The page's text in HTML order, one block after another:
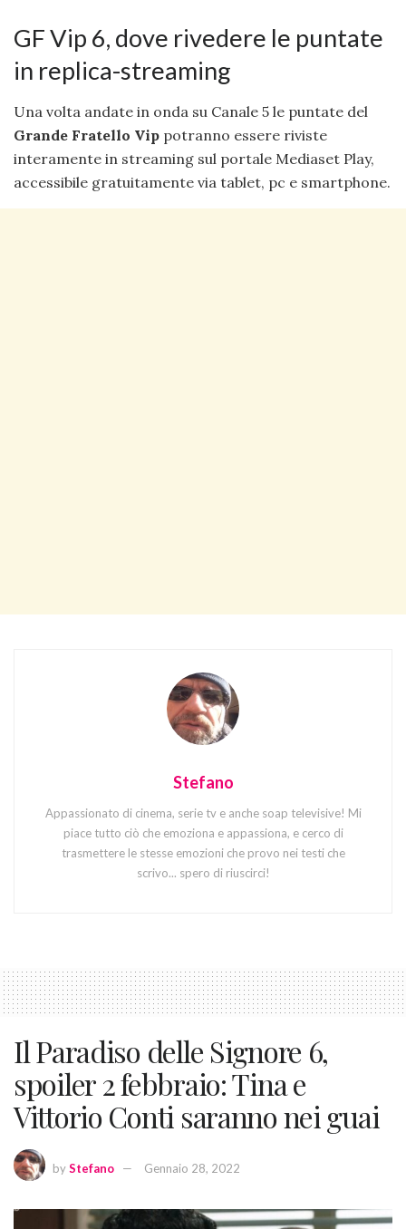
GF Vip 6, dove rivedere le puntate
in replica-streaming
Una volta andate in onda su Canale 5 le puntate del
Grande Fratello Vip potranno essere riviste
interamente in streaming sul portale Mediaset Play,
accessibile gratuitamente via tablet, pc e smartphone.
Stefano
Appassionato di cinema, serie tv e anche soap televisive! Mi
piace tutto ciò che emoziona e appassiona, e cerco di
trasmettere le stesse emozioni che provo nei testi che
scrivo... spero di riuscirci!
Il Paradiso delle Signore 6,
spoiler 2 febbraio: Tina e
Vittorio Conti saranno nei guai
byStefano Gennaio 28, 2022